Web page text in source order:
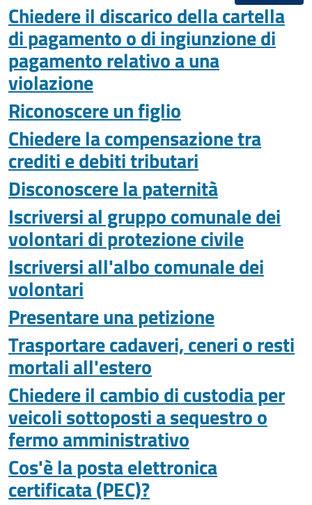
Chiedere il discarico della cartella
di pagamento o di ingiunzione di
pagamento relativo a una
violazione
Riconoscere un figlio
Chiedere la compensazione tra
crediti e debiti tributari
Disconoscere la paternità
Iscriversi al gruppo comunale dei
volontari di protezione civile
Iscriversi all'albo comunale dei
volontari
Presentare una petizione
Trasportare cadaveri, ceneri o resti
mortali all'estero
Chiedere il cambio di custodia per
veicoli sottoposti a sequestro o
fermo amministrativo
Cos'è la posta elettronica
certificata (PEC)?